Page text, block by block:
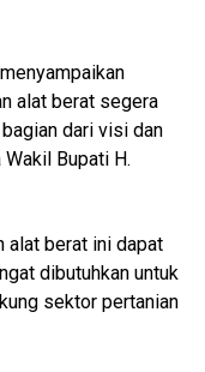
alat berat segera
dari visi dan
Bupati H.
alat berat ini dapat
dibutuhkan untuk
sektor pertanian